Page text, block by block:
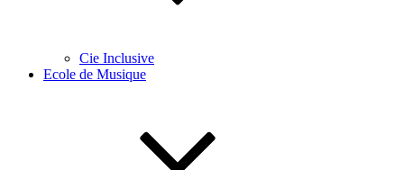
Cie Inclusive
Ecole de Musique